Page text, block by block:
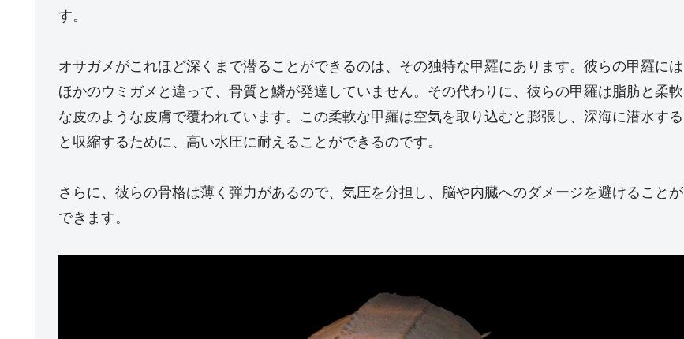
す。
オサガメがこれほど深くまで潜ることができるのは、その独特な甲羅にあります。彼らの甲羅には
ほかのウミガメと違って、骨質と鱗が発達していません。その代わりに、彼らの甲羅は脂肪と柔軟
な皮のような皮膚で覆われています。この柔軟な甲羅は空気を取り込むと膨張し、深海に潜水する
と収縮するために、高い水圧に耐えることができるのです。
さらに、彼らの骨格は薄く弾力があるので、気圧を分担し、脳や内臓へのダメージを避けることが
できます。